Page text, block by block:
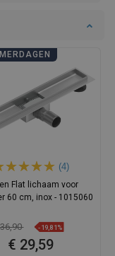
(4)
Flat lichaam voor
60 cm, inox - 1015060
-19,81%
€ 29,59